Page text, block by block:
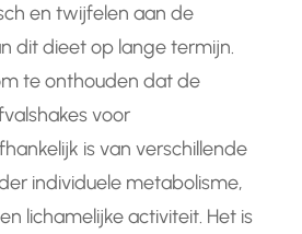
en twijfelen aan de
dit dieet op lange termijn.
te onthouden dat de
voor
is van verschillende
individuele metabolisme,
lichamelijke activiteit. Het is